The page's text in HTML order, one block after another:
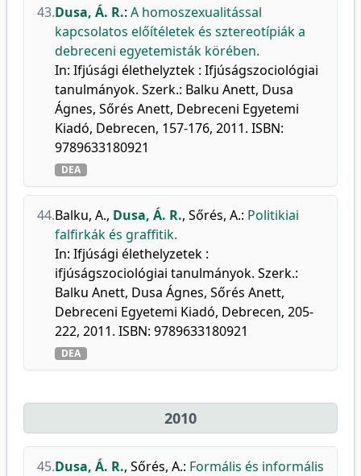
43.Dusa, Á. R.: A homoszexualitással
kapcsolatos előítéletek és sztereotípiák a
debreceni egyetemisták körében.
In: Ifjúsági élethelyztek : Ifjúságszociológiai
tanulmányok. Szerk.: Balku Anett, Dusa
Ágnes, Sőrés Anett, Debreceni Egyetemi
Kiadó, Debrecen, 157-176, 2011. ISBN:
9789633180921
DEA
44.Balku, A., Dusa, Á. R., Sőrés, A.: Politikiai
falfirkák és graffitik.
In: Ifjúsági élethelyzetek :
ifjúságszociológiai tanulmányok. Szerk.:
Balku Anett, Dusa Ágnes, Sőrés Anett,
Debreceni Egyetemi Kiadó, Debrecen, 205-
222, 2011. ISBN: 9789633180921
DEA
2010
45.Dusa, Á. R., Sőrés, A.: Formális és informális